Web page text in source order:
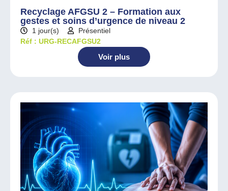
Recyclage AFGSU 2 – Formation aux
gestes et soins d’urgence de niveau 2
1 jour(s)
Présentiel
Réf : URG-RECAFGSU2
Voir plus